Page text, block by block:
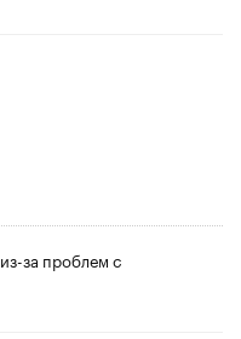
за проблем с